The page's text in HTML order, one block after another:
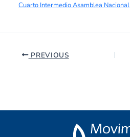
Cuarto Intermedio Asamblea Nacional
PREVIOUS